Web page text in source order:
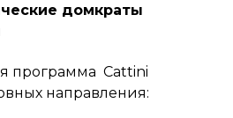
домкраты
программа Cattini
направления: